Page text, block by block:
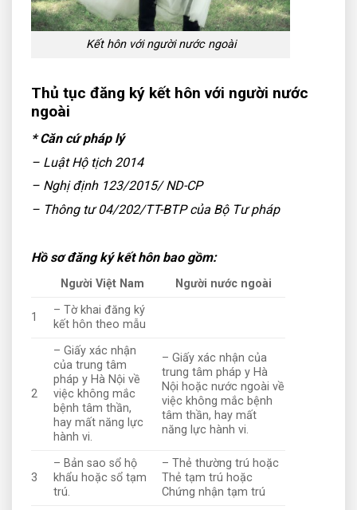
Kết hôn với người nước ngoài
Thủ tục đăng ký kết hôn với người nước
ngoài
* Căn cứ pháp lý
– Luật Hộ tịch 2014
– Nghị định 123/2015/ ND-CP
– Thông tư 04/202/TT-BTP của Bộ Tư pháp
Hồ sơ đăng ký kết hôn bao gồm:
Người Việt Nam Người nước ngoài
1
– Tờ khai đăng ký
kết hôn theo mẫu
2
– Giấy xác nhận
của trung tâm
pháp y Hà Nội về
việc không mắc
bệnh tâm thần,
hay mất năng lực
hành vi.
– Giấy xác nhận của
trung tâm pháp y Hà
Nội hoặc nước ngoài về
việc không mắc bệnh
tâm thần, hay mất
năng lực hành vi.
3
– Bản sao sổ hộ
khẩu hoặc sổ tạm
trú.
– Thẻ thường trú hoặc
Thẻ tạm trú hoặc
Chứng nhận tạm trú